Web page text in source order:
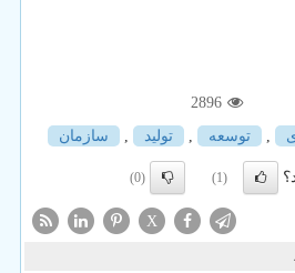
2896
, توسعه , تولید , سازمان
(1)
(0)
X